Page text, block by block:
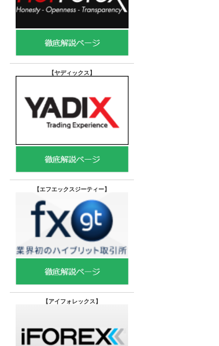
【ヤディックス 】
【エフエックスジーティー】
【アイフォレックス】